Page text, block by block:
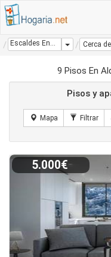
Escaldes Engordany Dropdown
Cerca
9 Pisos En
Pisos y
5.000€